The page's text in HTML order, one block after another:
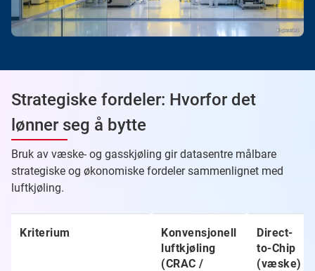
Strategiske fordeler: Hvorfor det
lønner seg å bytte
Bruk av væske- og gasskjøling gir datasentre målbare
strategiske og økonomiske fordeler sammenlignet med
luftkjøling.
Kriterium
Konvensjonell
luftkjøling
(CRAC /
Direct-
to-Chip
(væske)